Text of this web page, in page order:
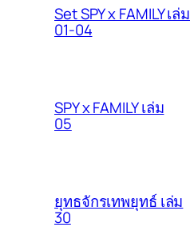
Set SPY x FAMILY เล่ม
01-04
SPY x FAMILY เล่ม
05
ยุทธจักรเทพยุทธ์ เล่ม
30